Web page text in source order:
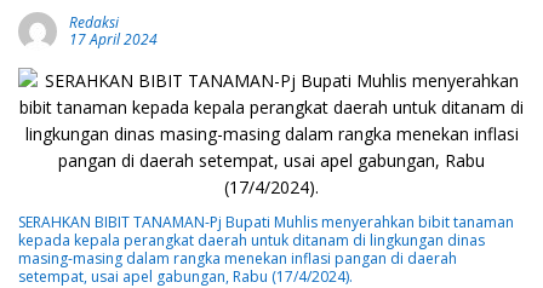
Redaksi
17 April 2024
SERAHKAN BIBIT TANAMAN-Pj Bupati Muhlis menyerahkan bibit tanaman
kepada kepala perangkat daerah untuk ditanam di lingkungan dinas
masing-masing dalam rangka menekan inflasi pangan di daerah
setempat, usai apel gabungan, Rabu (17/4/2024).